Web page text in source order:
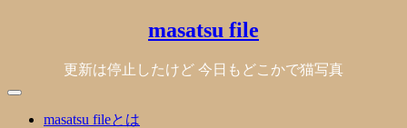
masatsu file
更新は停止したけど 今日もどこかで猫写真
masatsu fileとは